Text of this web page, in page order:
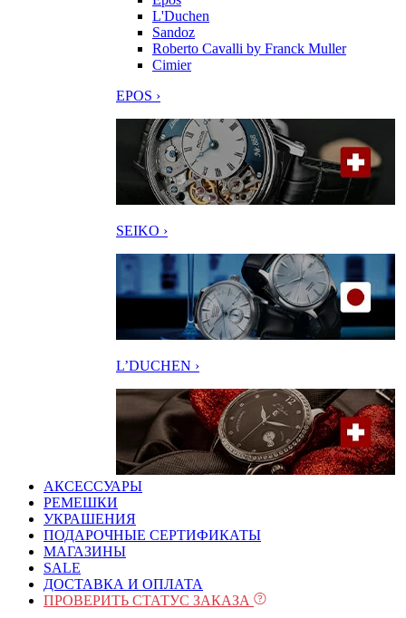
L'Duchen
Sandoz
Roberto Cavalli by Franck Muller
Cimier
EPOS ›
SEIKO ›
L’DUCHEN ›
АКСЕССУАРЫ
РЕМЕШКИ
УКРАШЕНИЯ
ПОДАРОЧНЫЕ СЕРТИФИКАТЫ
МАГАЗИНЫ
SALE
ДОСТАВКА И ОПЛАТА
ПРОВЕРИТЬ СТАТУС ЗАКАЗА